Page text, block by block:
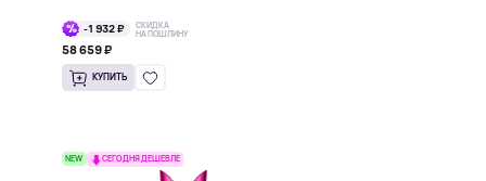
-1 932 ₽
СКИДКА
НА ПОШЛИНУ
58 659 ₽
КУПИТЬ
NEW СЕГОДНЯ ДЕШЕВЛЕ